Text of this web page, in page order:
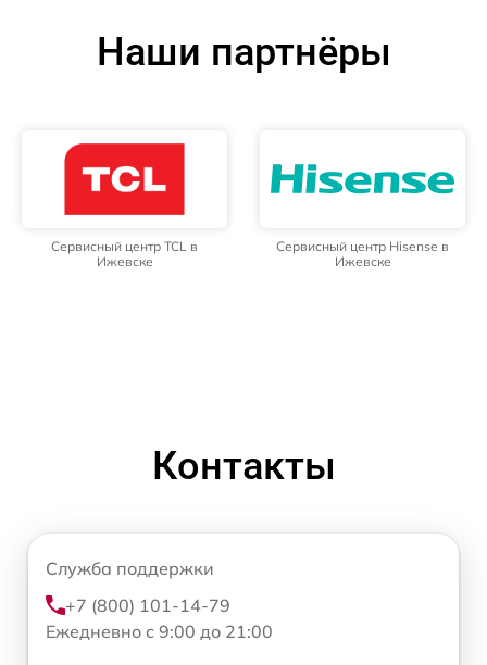
Наши партнёры
Сервисный центр TCL в
Ижевске
Сервисный центр Hisense в
Ижевске
Контакты
Служба поддержки
+7 (800) 101-14-79
Ежедневно с 9:00 до 21:00